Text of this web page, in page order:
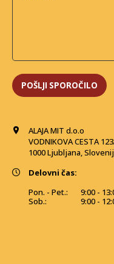
ALAJA MIT d.o.o
VODNIKOVA CESTA
1000 Ljubljana,
Delovni čas:
Pon. - Pet.:
Sob.:
9:00 -
9:00 -